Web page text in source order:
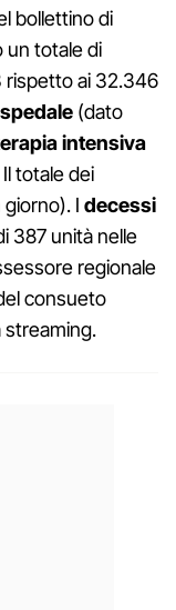
bollettino di
un totale di
rispetto ai 32.346
(dato
intensiva
totale dei
I decessi
387 unità nelle
regionale
consueto
streaming.